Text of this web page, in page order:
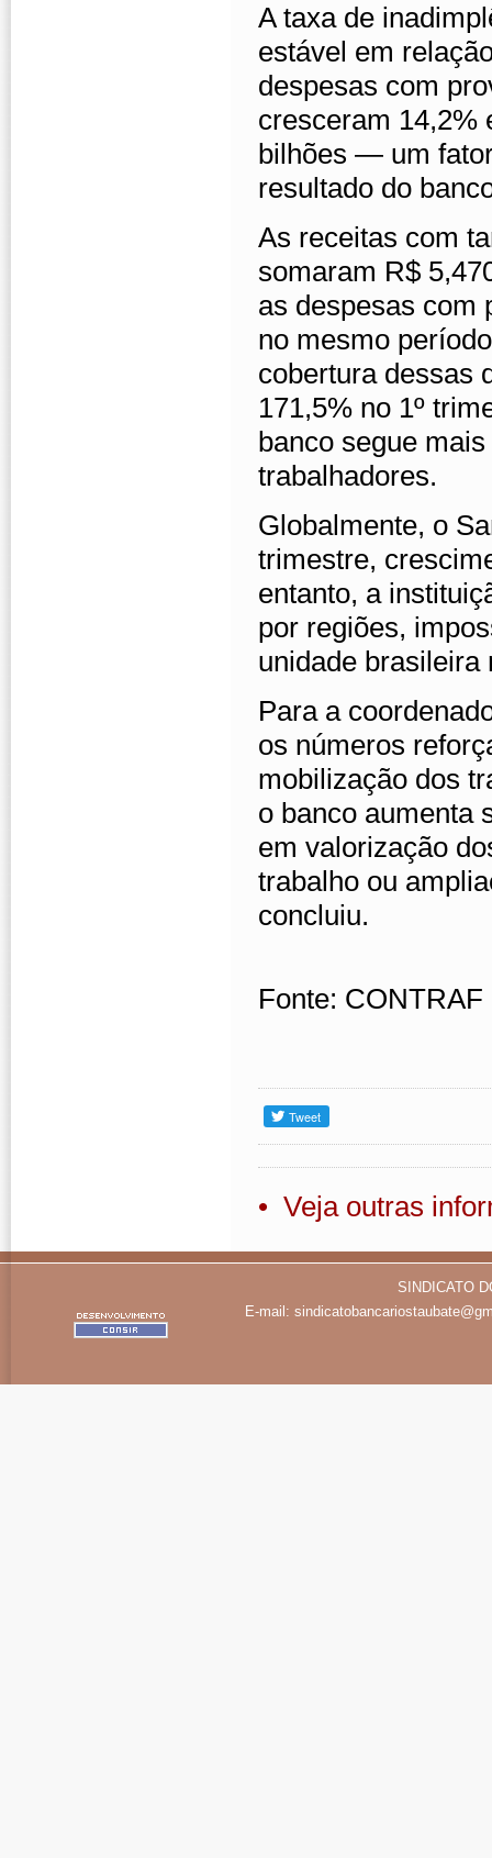
A taxa de
estável em
despesas com
cresceram 14,2%
bilhões — um
resultado do
As receitas com
somaram R$
as despesas com
no mesmo
cobertura dessas
171,5% no 1º
banco segue
trabalhadores.
Globalmente, o
trimestre,
entanto, a
por regiões,
unidade brasileira
Para a
os números
mobilização dos
o banco aumenta
em valorização
trabalho ou
concluiu.
Fonte: CONTRAF
• Veja outras
SINDICATO
E-mail: